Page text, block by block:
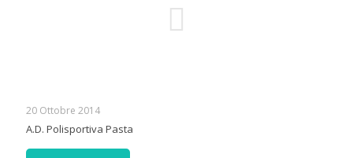
20 Ottobre 2014
A.D. Polisportiva Pasta